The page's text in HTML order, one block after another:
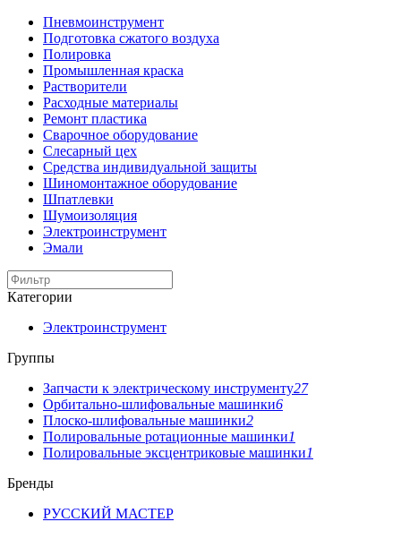
Пневмоинструмент
Подготовка сжатого воздуха
Полировка
Промышленная краска
Растворители
Расходные материалы
Ремонт пластика
Сварочное оборудование
Слесарный цех
Средства индивидуальной защиты
Шиномонтажное оборудование
Шпатлевки
Шумоизоляция
Электроинструмент
Эмали
Категории
Электроинструмент
Группы
Запчасти к электрическому инструменту27
Орбитально-шлифовальные машинки6
Плоско-шлифовальные машинки2
Полировальные ротационные машинки1
Полировальные эксцентриковые машинки1
Бренды
РУССКИЙ МАСТЕР